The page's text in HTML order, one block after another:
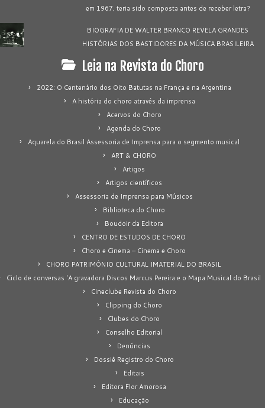
em 1967, teria sido composta antes de receber letra?
BIOGRAFIA DE WALTER BRANCO REVELA GRANDES
HISTÓRIAS DOS BASTIDORES DA MÚSICA BRASILEIRA
Leia na Revista do Choro
2022: O Centenário dos Oito Batutas na França e na Argentina
A história do choro através da imprensa
Acervos do Choro
Agenda do Choro
Aquarela do Brasil Assessoria de Imprensa para o segmento musical
ART & CHORO
Artigos
Artigos científicos
Assessoria de Imprensa para Músicos
Biblioteca do Choro
Boudoir da Editora
CENTRO DE ESTUDOS DE CHORO
Choro e Cinema – Cinema e Choro
CHORO PATRIMÔNIO CULTURAL IMATERIAL DO BRASIL
Ciclo de conversas 'A gravadora Discos Marcus Pereira e o Mapa Musical do Brasil
Cineclube Revista do Choro
Clipping do Choro
Clubes do Choro
Conselho Editorial
Denúncias
Dossiê Registro do Choro
Editais
Editora Flor Amorosa
Educação